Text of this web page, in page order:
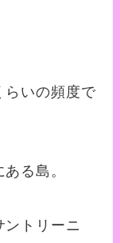
らいの頻度で
る島。
ントリーニ